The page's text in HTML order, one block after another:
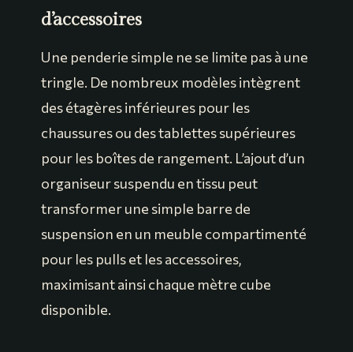
d’accessoires
Une penderie simple ne se limite pas à une
tringle. De nombreux modèles intègrent
des étagères inférieures pour les
chaussures ou des tablettes supérieures
pour les boîtes de rangement. L’ajout d’un
organiseur suspendu en tissu peut
transformer une simple barre de
suspension en un meuble compartimenté
pour les pulls et les accessoires,
maximisant ainsi chaque mètre cube
disponible.